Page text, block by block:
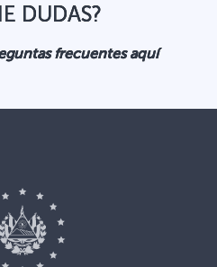
DUDAS?
frecuentes aquí